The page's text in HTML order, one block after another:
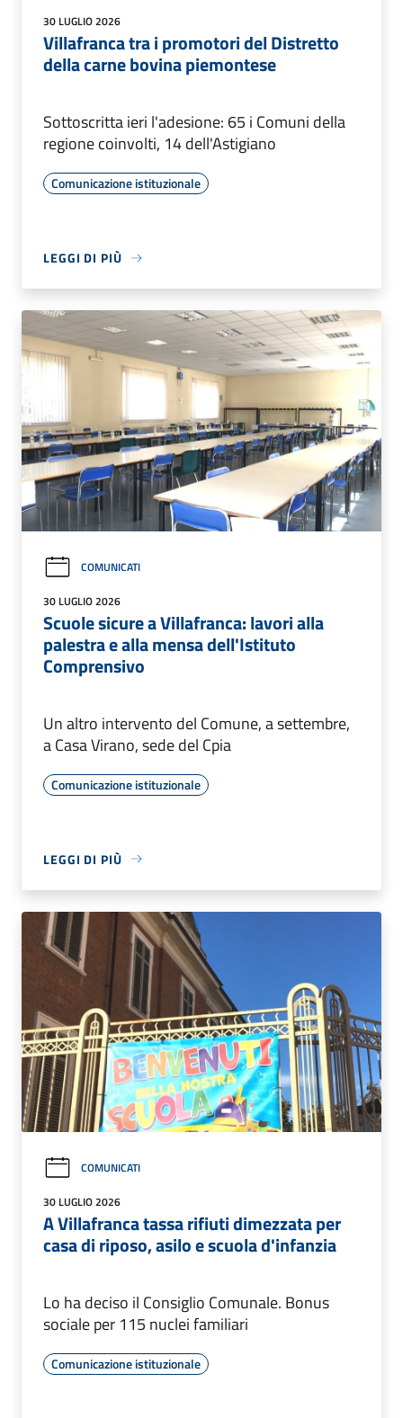
30 LUGLIO 2026
Villafranca tra i promotori del Distretto
della carne bovina piemontese
Sottoscritta ieri l'adesione: 65 i Comuni della
regione coinvolti, 14 dell'Astigiano
Comunicazione istituzionale
LEGGI DI PIÙ
COMUNICATI
30 LUGLIO 2026
Scuole sicure a Villafranca: lavori alla
palestra e alla mensa dell'Istituto
Comprensivo
Un altro intervento del Comune, a settembre,
a Casa Virano, sede del Cpia
Comunicazione istituzionale
LEGGI DI PIÙ
COMUNICATI
30 LUGLIO 2026
A Villafranca tassa rifiuti dimezzata per
casa di riposo, asilo e scuola d'infanzia
Lo ha deciso il Consiglio Comunale. Bonus
sociale per 115 nuclei familiari
Comunicazione istituzionale